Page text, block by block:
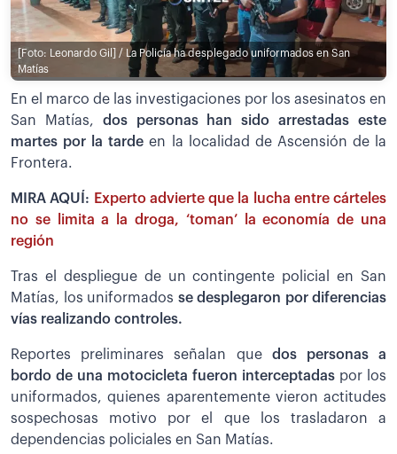
[Foto: Leonardo Gil] / La Policía ha desplegado uniformados en San
Matías
En el marco de las investigaciones por los asesinatos en
San Matías, dos personas han sido arrestadas este
martes por la tarde en la localidad de Ascensión de la
Frontera.
MIRA AQUÍ: Experto advierte que la lucha entre cárteles
no se limita a la droga, ‘toman’ la economía de una
región
Tras el despliegue de un contingente policial en San
Matías, los uniformados se desplegaron por diferencias
vías realizando controles.
Reportes preliminares señalan que dos personas a
bordo de una motocicleta fueron interceptadas por los
uniformados, quienes aparentemente vieron actitudes
sospechosas motivo por el que los trasladaron a
dependencias policiales en San Matías.